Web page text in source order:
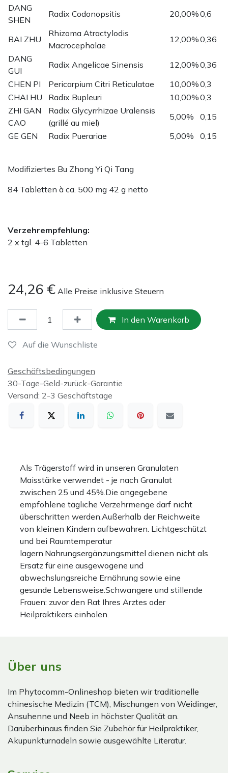
DANG
SHEN
Radix Codonopsitis 20,00%0,6
BAI ZHU
Rhizoma Atractylodis
Macrocephalae
12,00%0,36
DANG
GUI
Radix Angelicae Sinensis 12,00%0,36
CHEN PI
Pericarpium Citri Reticulatae 10,00%0,3
CHAI HU
Radix Bupleuri 10,00%0,3
ZHI GAN
CAO
Radix Glycyrrhizae Uralensis
(grillé au miel)
5,00%
0,15
GE GEN
Radix Puerariae 5,00% 0,15
Modifiziertes Bu Zhong Yi Qi Tang
84 Tabletten à ca. 500 mg 42 g netto
Verzehrempfehlung:
2 x tgl. 4-6 Tabletten
24,26 € Alle Preise inklusive Steuern
In den Warenkorb
Auf die Wunschliste
Geschäftsbedingungen
30-Tage-Geld-zurück-Garantie
Versand: 2-3 Geschäftstage
Als Trägerstoff wird in unseren Granulaten
Maisstärke verwendet - je nach Granulat
zwischen 25 und 45%.Die angegebene
empfohlene tägliche Verzehrmenge darf nicht
überschritten werden.Außerhalb der Reichweite
von kleinen Kindern aufbewahren. Lichtgeschützt
und bei Raumtemperatur
lagern.Nahrungsergänzungsmittel dienen nicht als
Ersatz für eine ausgewogene und
abwechslungsreiche Ernährung sowie eine
gesunde Lebensweise.Schwangere und stillende
Frauen: zuvor den Rat Ihres Arztes oder
Heilpraktikers einholen.
Über uns
Im Phytocomm-Onlineshop bieten wir traditionelle
chinesische Medizin (TCM), Mischungen von Weidinger,
Ansuhenne und Neeb in höchster Qualität an.
Darüberhinaus finden Sie Zubehör für Heilpraktiker,
Akupunkturnadeln sowie ausgewählte Literatur.